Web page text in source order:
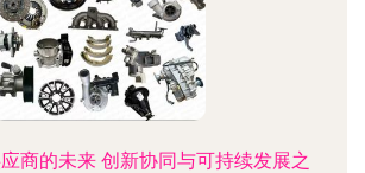
商的未来 创新协同与可持续发展之